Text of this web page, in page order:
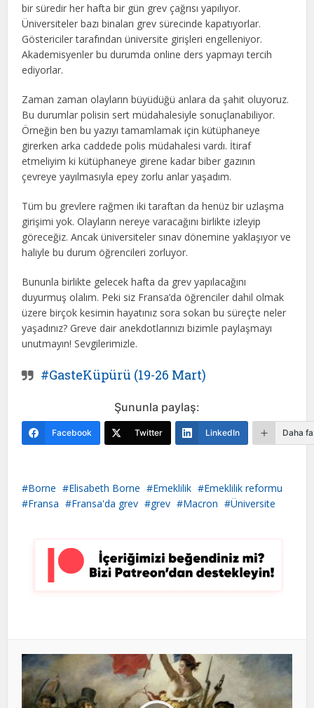
bir süredir her hafta bir gün grev çağrısı yapılıyor.
Üniversiteler bazı binaları grev sürecinde kapatıyorlar.
Göstericiler tarafından üniversite girişleri engelleniyor.
Akademisyenler bu durumda online ders yapmayı tercih
ediyorlar.
Zaman zaman olayların büyüdüğü anlara da şahit oluyoruz.
Bu durumlar polisin sert müdahalesiyle sonuçlanabiliyor.
Örneğin ben bu yazıyı tamamlamak için kütüphaneye
girerken arka caddede polis müdahalesi vardı. İtiraf
etmeliyim ki kütüphaneye girene kadar biber gazının
çevreye yayılmasıyla epey zorlu anlar yaşadım.
Tüm bu grevlere rağmen iki taraftan da henüz bir uzlaşma
girişimi yok. Olayların nereye varacağını birlikte izleyip
göreceğiz. Ancak üniversiteler sınav dönemine yaklaşıyor ve
haliyle bu durum öğrencileri zorluyor.
Bununla birlikte gelecek hafta da grev yapılacağını
duyurmuş olalım. Peki siz Fransa’da öğrenciler dahil olmak
üzere birçok kesimin hayatınız sora sokan bu süreçte neler
yaşadınız? Greve dair anekdotlarınızı bizimle paylaşmayı
unutmayın! Sevgilerimizle.
#GasteKüpürü (19-26 Mart)
Şununla paylaş:
Facebook Twitter LinkedIn Daha
Borne Elisabeth Borne Emeklilik
Emeklilik reformu
Fransa
Fransa'da grev grev Macron Üniversite